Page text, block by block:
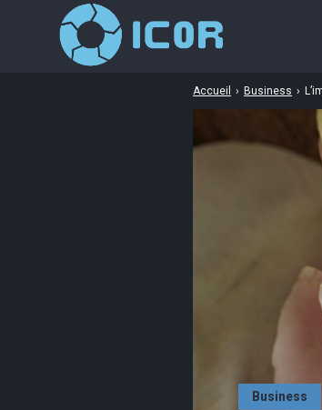
Business
Accueil › Business ›